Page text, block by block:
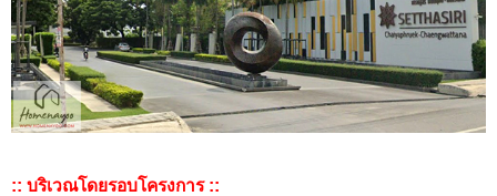
:: บริเวณโดยรอบโครงการ ::